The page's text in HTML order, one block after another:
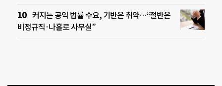
커지는 공익 법률 수요, 기반은 취약…“절반은
비정규직·나홀로 사무실”